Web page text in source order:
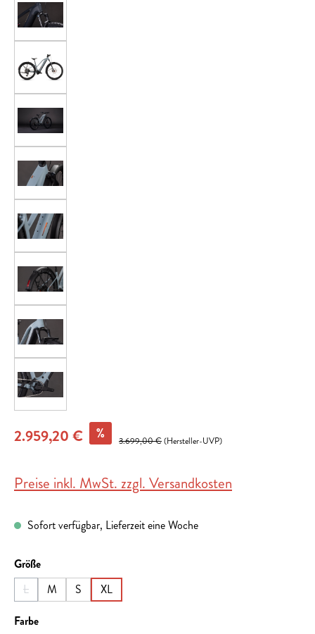
2.959,20 € % 3.699,00 €(Hersteller-UVP)
Preise inkl. MwSt. zzgl. Versandkosten
Sofort verfügbar, Lieferzeit eine Woche
Größeauswählen
L
(Diese Option ist zurzeit nicht verfügbar.)
M S
XL
Farbeauswählen